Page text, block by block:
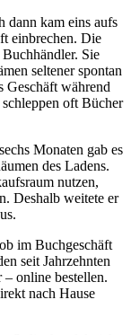
dann kam eins aufs
einbrechen. Die
Sie
seltener spontan
Geschäft während
oft Bücher
Monaten gab es
des Ladens.
nutzen,
Deshalb weitete er
im Buchgeschäft
seit Jahrzehnten
online bestellen.
nach Hause